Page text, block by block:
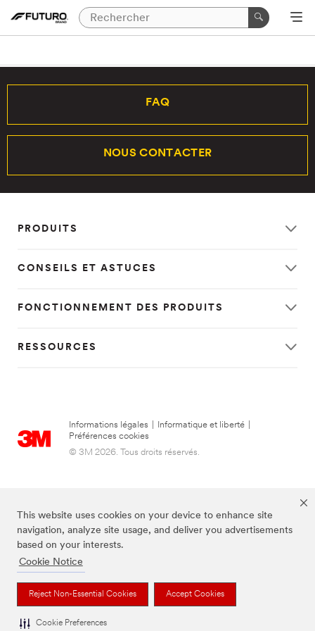
This website uses cookies on your device to enhance site
navigation, analyze site usage, and deliver you advertisements
based on your interests.
Cookie Notice
Reject Non-Essential Cookies Accept Cookies
Cookie Preferences
FAQ
NOUS CONTACTER
PRODUITS
CONSEILS ET ASTUCES
FONCTIONNEMENT DES PRODUITS
RESSOURCES
Informations légales Informatique et liberté
Préférences cookies
© 3M 2026. Tous droits réservés.
FUTURO est une marque de 3M.